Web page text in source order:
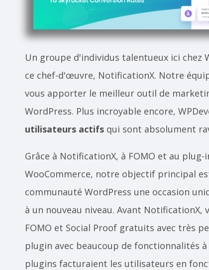
Un groupe d'individus talentueux ici chez
ce chef-d'œuvre, NotificationX. Notre
vous apporter le meilleur outil de
WordPress. Plus incroyable encore,
utilisateurs actifs qui sont absolument
Grâce à NotificationX, à FOMO et au
WooCommerce, notre objectif principal
communauté WordPress une occasion
à un nouveau niveau. Avant
FOMO et Social Proof gratuits avec très
plugin avec beaucoup de fonctionnalités
plugins facturaient les utilisateurs en